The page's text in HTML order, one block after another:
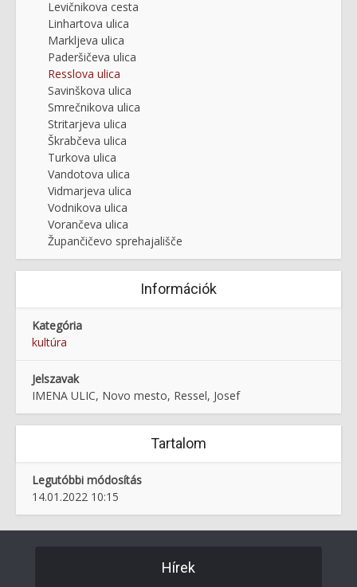
Levičnikova cesta
Linhartova ulica
Markljeva ulica
Paderšičeva ulica
Resslova ulica
Savinškova ulica
Smrečnikova ulica
Stritarjeva ulica
Škrabčeva ulica
Turkova ulica
Vandotova ulica
Vidmarjeva ulica
Vodnikova ulica
Vorančeva ulica
Župančičevo sprehajališče
Információk
Kategória
kultúra
Jelszavak
IMENA ULIC, Novo mesto, Ressel, Josef
Tartalom
Legutóbbi módosítás
14.01.2022 10:15
Hírek